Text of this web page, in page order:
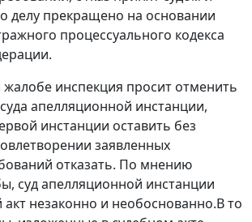
делу прекращено на основании
процессуального кодекса
жалобе инспекция просит отменить
апелляционной инстанции,
инстанции оставить без
заявленных
отказать. По мнению
суд апелляционной инстанции
незаконно и необоснованно.В то